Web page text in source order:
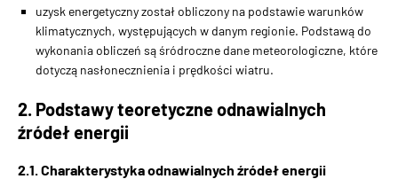
uzysk energetyczny został obliczony na podstawie warunków
klimatycznych, występujących w danym regionie. Podstawą do
wykonania obliczeń są śródroczne dane meteorologiczne, które
dotyczą nasłonecznienia i prędkości wiatru.
2. Podstawy teoretyczne odnawialnych
źródeł energii
2.1. Charakterystyka odnawialnych źródeł energii